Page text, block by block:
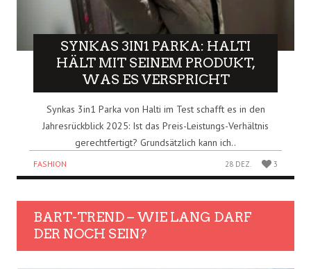
SYNKAS 3IN1 PARKA: HALTI
HÄLT MIT SEINEM PRODUKT,
WAS ES VERSPRICHT
Synkas 3in1 Parka von Halti im Test schafft es in den
Jahresrückblick 2025: Ist das Preis-Leistungs-Verhältnis
gerechtfertigt? Grundsätzlich kann ich..
FASHION 28 DEZ. 3
BART-TREND – WIE LANG DARF
DER NOCH SEIN?